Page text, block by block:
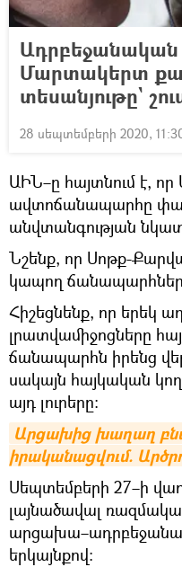
Մարտակերտ
տեսանյութը`
28 սեպտեմբերի 2020,
ԱԻՆ–ը հայտնում է,
ավտոճանապարհը
անվտանգության
Նշենք, որ Սոթք-
կապող
Հիշեցնենք, որ երեկ
լրատվամիջոցները
ճանապարհն իրենց
սակայն հայկական
այդ լուրերը։
Արցախից խաղաղ
իրականացվում.
Սեպտեմբերի 27–ի
լայնածավալ
երկայնքով: